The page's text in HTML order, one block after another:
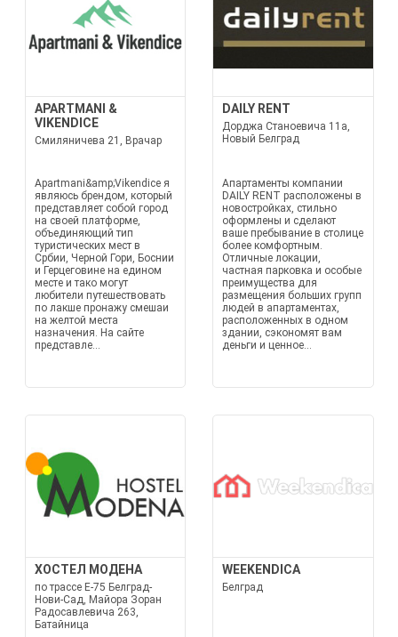
APARTMANI &
VIKENDICE
Смиляничева 21, Врачар
Apartmani&amp;Vikendice я
являюсь брендом, который
представляет собой город
на своей платформе,
объединяющий тип
туристических мест в
Србии, Черной Гори, Боснии
и Герцеговине на едином
месте и тако могут
любители путешествовать
по лакше пронажу смешаи
на желтой места
назначения. На сайте
представле...
DAILY RENT
Дорджа Станоевича 11а,
Новый Белград
Апартаменты компании
DAILY RENT расположены в
новостройках, стильно
оформлены и сделают
ваше пребывание в столице
более комфортным.
Отличные локации,
частная парковка и особые
преимущества для
размещения больших групп
людей в апартаментах,
расположенных в одном
здании, сэкономят вам
деньги и ценное...
ХОСТЕЛ МОДЕНА
по трассе Е-75 Белград-
Нови-Сад, Майора Зоран
Радосавлевича 263,
Батайница
WEEKENDICA
Белград